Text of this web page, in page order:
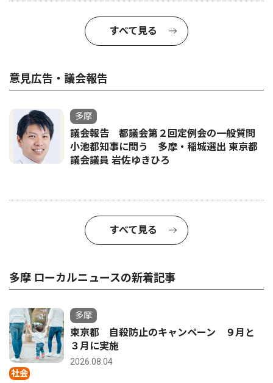
すべて見る
意見広告・議会報告
多摩
議会報告 都議会第２回定例会の一般質問
小池都知事に問う 多摩・稲城選出 東京都
議会議員 岩佐ゆきひろ
すべて見る
多摩 ローカルニュースの新着記事
社会
多摩
東京都 自殺防止のキャンペーン ９月と
３月に実施
2026.08.04